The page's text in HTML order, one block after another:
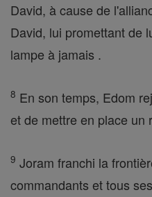
David, à cause de
David, lui promettant de
lampe à jamais .
8 En son temps, Edom
et de mettre en place un
9 Joram franchi la
commandants et tous